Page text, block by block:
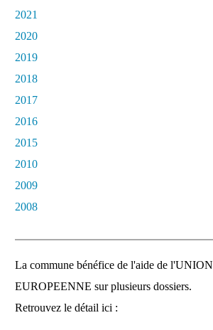
2021
2020
2019
2018
2017
2016
2015
2010
2009
2008
La commune bénéfice de l'aide de l'UNION
EUROPEENNE sur plusieurs dossiers.
Retrouvez le détail ici :